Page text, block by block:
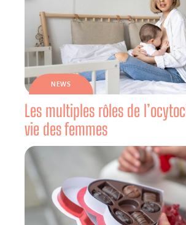
NEWS
Les multiples rôles de
vie des femmes